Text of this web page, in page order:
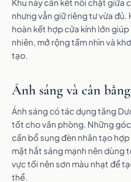
Khu này cần kết nối chặt giữa
nhưng vẫn giữ riêng tư vừa đủ.
hoàn kết hợp cửa kính lớn
nhiên, mở rộng tầm nhìn và
tạo.
Ánh sáng và cân
Ánh sáng có tác dụng tăng
tốt cho văn phòng. Những
cần bổ sung đèn nhân tạo
mặt hắt sáng mạnh nên dùng
vực tối nên sơn màu nhạt để
thể.